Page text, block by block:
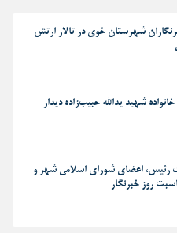
شهرستان خوی در تالار ارتش
شهید یدالله حبیب‌زاده دیدار
رئیس، اعضای شورای اسلامی شهر و
روز خبرنگار